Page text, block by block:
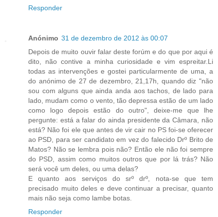
Responder
Anónimo 31 de dezembro de 2012 às 00:07
Depois de muito ouvir falar deste forúm e do que por aqui é
dito, não contive a minha curiosidade e vim espreitar.Li
todas as intervenções e gostei particularmente de uma, a
do anónimo de 27 de dezembro, 21,17h, quando diz "não
sou com alguns que ainda anda aos tachos, de lado para
lado, mudam como o vento, tão depressa estão de um lado
como logo depois estão do outro", deixe-me que lhe
pergunte: está a falar do ainda presidente da Câmara, não
está? Não foi ele que antes de vir cair no PS foi-se oferecer
ao PSD, para ser candidato em vez do falecido Drº Brito de
Matos? Não se lembra pois não? Então ele não foi sempre
do PSD, assim como muitos outros que por lá trás? Não
será você um deles, ou uma delas?
E quanto aos serviços do srº drº, nota-se que tem
precisado muito deles e deve continuar a precisar, quanto
mais não seja como lambe botas.
Responder